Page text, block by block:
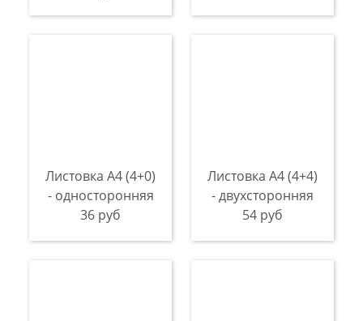
Листовка А4 (4+0)
- односторонняя
36 руб
Листовка А4 (4+4)
- двухсторонняя
54 руб